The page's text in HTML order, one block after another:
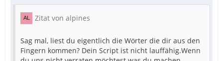
Zitat von alpines
Sag mal, liest du eigentlich die Wörter die dir aus den
Fingern kommen? Dein Script ist nicht lauffähig.Wenn